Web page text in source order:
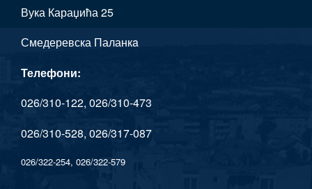
Вука Караџића 25
Смедеревска Паланкa
Телефони:
026/310-122, 026/310-473
026/310-528, 026/317-087
026/322-254, 026/322-579